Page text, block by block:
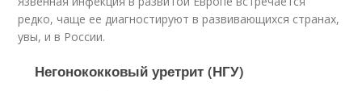
редко, чаще ее диагностируют в развивающихся странах,
увы, и в России.
Негонококковый уретрит (НГУ)